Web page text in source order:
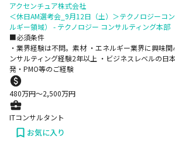
アクセンチュア株式会社
＜休日AM選考会_9月12日（土）＞テクノロジーコ
ルギー領域） - テクノロジー コンサルティング本部
■必須条件
・業界経験は不問。素材 ・エネルギー業界に興味
ンサルティング経験2年以上 ・ビジネスレベルの日
発・PMO等のご経験
480万円〜2,500万円
ITコンサルタント
お気に入り